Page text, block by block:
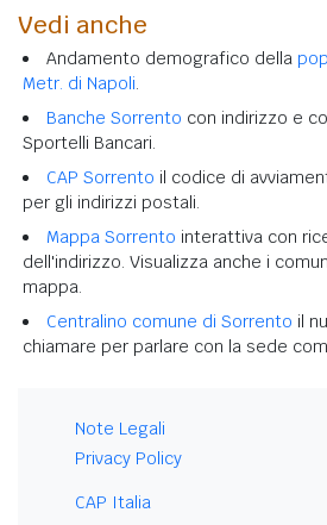
Vedi anche
Andamento demografico della
Metr. di Napoli.
Banche Sorrento con indirizzo e
Sportelli Bancari.
CAP Sorrento il codice di
per gli indirizzi postali.
Mappa Sorrento interattiva con
dell'indirizzo. Visualizza anche i
mappa.
Centralino comune di Sorrento il
chiamare per parlare con la sede
Note Legali
Privacy Policy
CAP Italia